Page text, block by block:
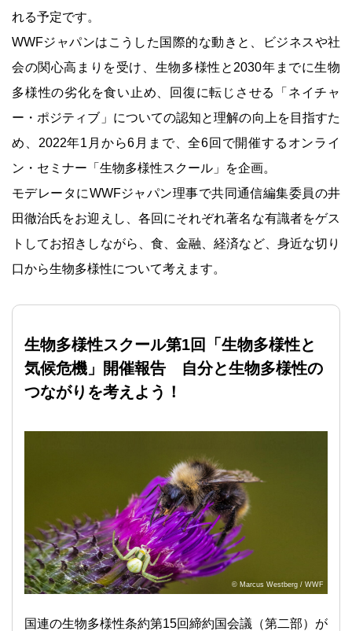
れる予定です。
WWFジャパンはこうした国際的な動きと、ビジネスや社
会の関心高まりを受け、生物多様性と2030年までに生物
多様性の劣化を食い止め、回復に転じさせる「ネイチャ
ー・ポジティブ」についての認知と理解の向上を目指すた
め、2022年1月から6月まで、全6回で開催するオンライ
ン・セミナー「生物多様性スクール」を企画。
モデレータにWWFジャパン理事で共同通信編集委員の井
田徹治氏をお迎えし、各回にそれぞれ著名な有識者をゲス
トしてお招きしながら、食、金融、経済など、身近な切り
口から生物多様性について考えます。
生物多様性スクール第1回「生物多様性と
気候危機」開催報告 自分と生物多様性の
つながりを考えよう！
© Marcus Westberg / WWF
国連の生物多様性条約第15回締約国会議（第二部）が